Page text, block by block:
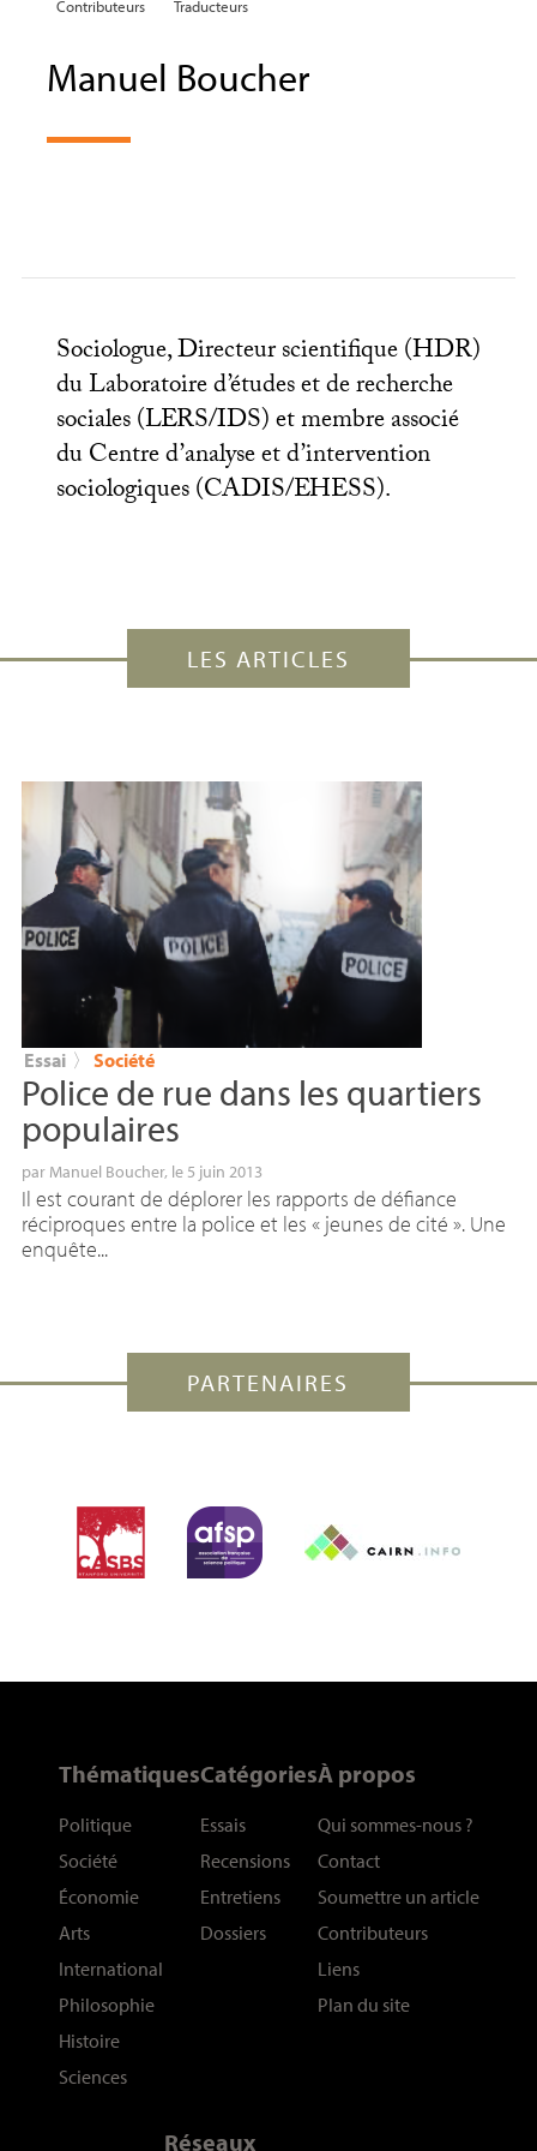
Contributeurs Traducteurs
Manuel Boucher
Sociologue, Directeur scientifique (HDR)
du Laboratoire d’études et de recherche
sociales (LERS/IDS) et membre associé
du Centre d’analyse et d’intervention
sociologiques (CADIS/EHESS).
LES ARTICLES
Essai 〉 Société
Police de rue dans les quartiers
populaires
par Manuel Boucher, le 5 juin 2013
Il est courant de déplorer les rapports de défiance
réciproques entre la police et les « jeunes de cité ». Une
enquête...
PARTENAIRES
Thématiques
Politique
Société
Économie
Arts
International
Philosophie
Histoire
Sciences
Catégories
Essais
Recensions
Entretiens
Dossiers
À propos
Qui sommes-nous ?
Contact
Soumettre un article
Contributeurs
Liens
Plan du site
Réseaux